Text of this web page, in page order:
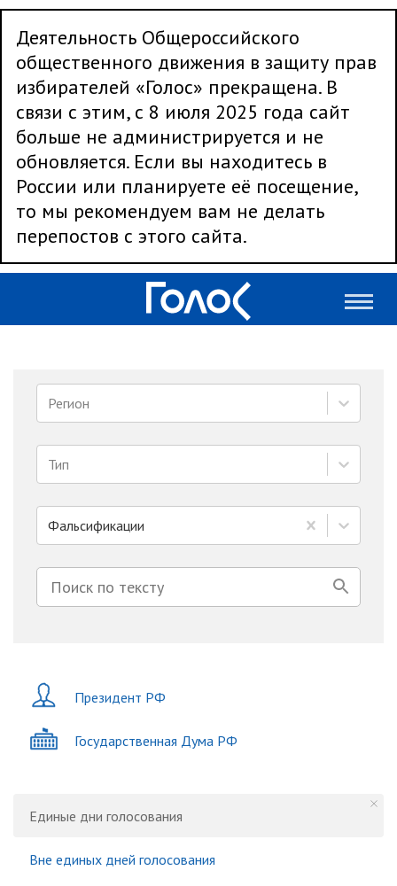
Деятельность Общероссийского
общественного движения в защиту прав
избирателей «Голос» прекращена. В
связи с этим, с 8 июля 2025 года сайт
больше не администрируется и не
обновляется. Если вы находитесь в
России или планируете её посещение,
то мы рекомендуем вам не делать
перепостов с этого сайта.
Регион
Тип
Фальсификации
Президент РФ
Государственная Дума РФ
Единые дни голосования
Вне единых дней голосования